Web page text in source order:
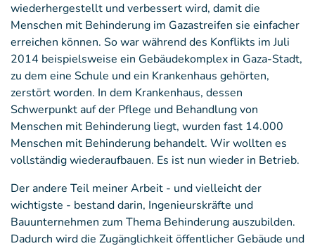
wiederhergestellt und verbessert wird, damit die
Menschen mit Behinderung im Gazastreifen sie einfacher
erreichen können. So war während des Konflikts im Juli
2014 beispielsweise ein Gebäudekomplex in Gaza-Stadt,
zu dem eine Schule und ein Krankenhaus gehörten,
zerstört worden. In dem Krankenhaus, dessen
Schwerpunkt auf der Pflege und Behandlung von
Menschen mit Behinderung liegt, wurden fast 14.000
Menschen mit Behinderung behandelt. Wir wollten es
vollständig wiederaufbauen. Es ist nun wieder in Betrieb.
Der andere Teil meiner Arbeit - und vielleicht der
wichtigste - bestand darin, Ingenieurskräfte und
Bauunternehmen zum Thema Behinderung auszubilden.
Dadurch wird die Zugänglichkeit öffentlicher Gebäude und